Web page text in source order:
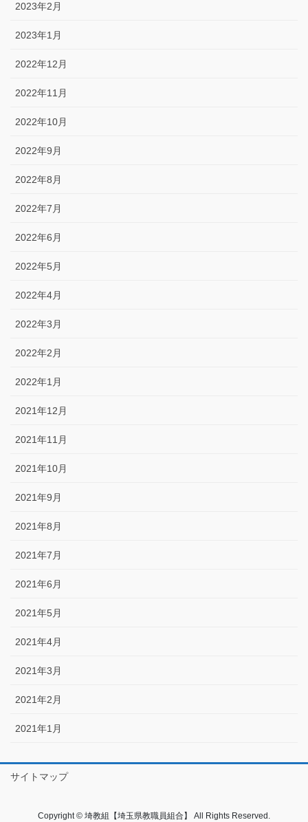
2023年2月
2023年1月
2022年12月
2022年11月
2022年10月
2022年9月
2022年8月
2022年7月
2022年6月
2022年5月
2022年4月
2022年3月
2022年2月
2022年1月
2021年12月
2021年11月
2021年10月
2021年9月
2021年8月
2021年7月
2021年6月
2021年5月
2021年4月
2021年3月
2021年2月
2021年1月
サイトマップ
Copyright © 埼教組【埼玉県教職員組合】 All Rights Reserved.